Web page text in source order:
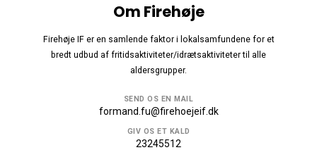
Om Firehøje
Firehøje IF er en samlende faktor i lokalsamfundene for et
bredt udbud af fritidsaktiviteter/idrætsaktiviteter til alle
aldersgrupper.
SEND OS EN MAIL
formand.fu@firehoejeif.dk
GIV OS ET KALD
23245512